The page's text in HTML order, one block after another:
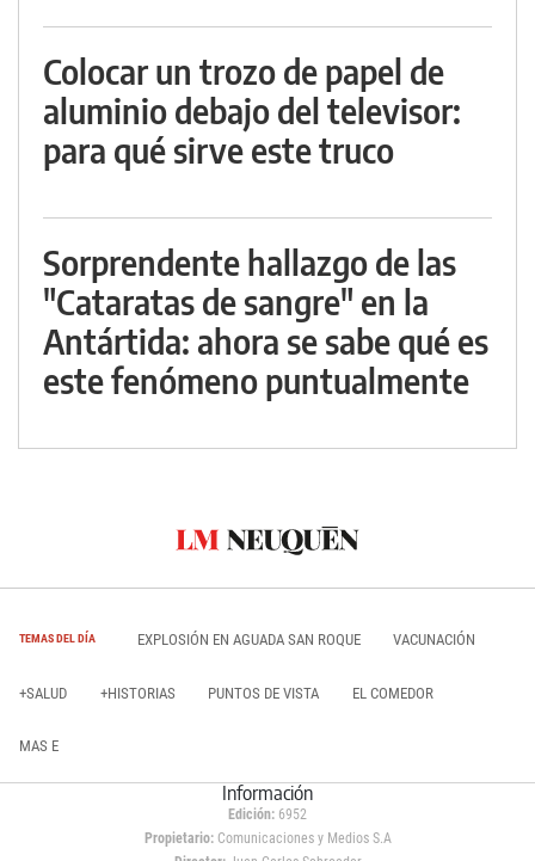
Colocar un trozo de papel de
aluminio debajo del televisor:
para qué sirve este truco
Sorprendente hallazgo de las
"Cataratas de sangre" en la
Antártida: ahora se sabe qué es
este fenómeno puntualmente
TEMAS DEL DÍA EXPLOSIÓN EN AGUADA SAN ROQUE VACUNACIÓN
+SALUD +HISTORIAS PUNTOS DE VISTA EL COMEDOR
MAS E
Información
Edición: 6952
Propietario:Comunicaciones y Medios S.A